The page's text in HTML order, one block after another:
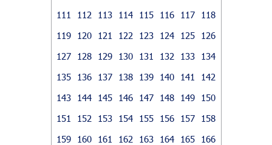
111
112 113 114 115 116 117
118
119
120 121 122 123 124 125
126
127
128 129 130 131 132 133
134
135
136 137 138 139 140 141
142
143
144 145 146 147 148 149
150
151
152 153 154 155 156 157
158
159
160 161 162 163 164 165
166